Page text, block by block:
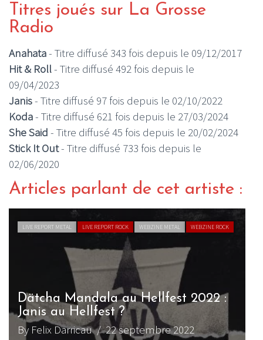
Titres joués sur La Grosse
Radio
Anahata- Titre diffusé 343 fois depuis le 09/12/2017
Hit & Roll- Titre diffusé 492 fois depuis le
09/04/2023
Janis- Titre diffusé 97 fois depuis le 02/10/2022
Koda- Titre diffusé 621 fois depuis le 27/03/2024
She Said - Titre diffusé 45 fois depuis le 20/02/2024
Stick It Out- Titre diffusé 733 fois depuis le
02/06/2020
Articles parlant de cet artiste :
LIVE REPORT METAL LIVE REPORT ROCK WEBZINE METAL WEBZINE ROCK
Dätcha Mandala au Hellfest 2022 :
Janis au Hellfest ?
By Felix Darricau/ 22 septembre 2022